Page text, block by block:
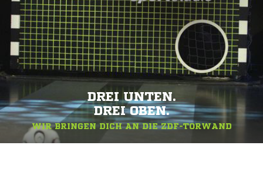
DREI UNTEN.
DREI OBEN.
WIR BRINGEN DICH AN DIE ZDF-TORWAND